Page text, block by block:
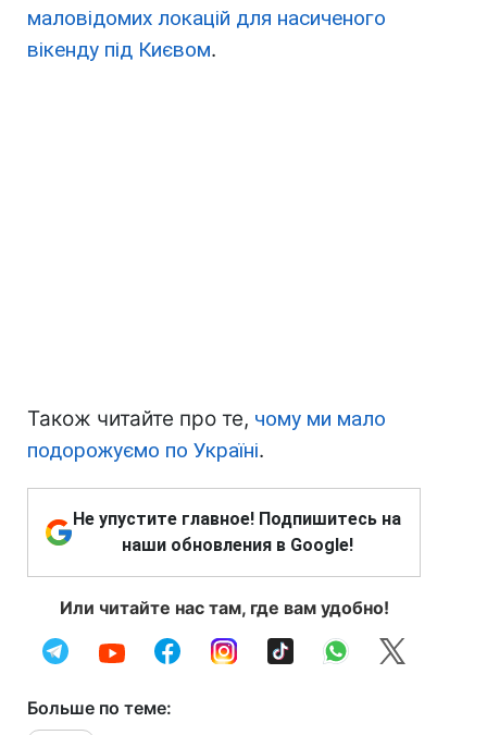
маловідомих локацій для насиченого
вікенду під Києвом.
Також читайте про те, чому ми мало
подорожуємо по Україні.
Не упустите главное! Подпишитесь на
наши обновления в Google!
Или читайте нас там, где вам удобно!
Больше по теме: